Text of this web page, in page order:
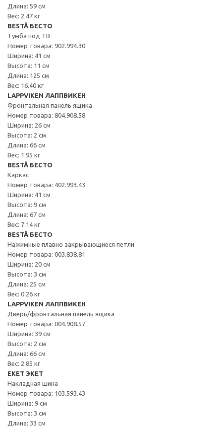
Длина: 59 см
Вес: 2.47 кг
BESTÅ БЕСТО
Тумба под ТВ
Номер товара: 902.994.30
Ширина: 41 см
Высота: 11 см
Длина: 125 см
Вес: 16.40 кг
LAPPVIKEN ЛАППВИКЕН
Фронтальная панель ящика
Номер товара: 804.908.58
Ширина: 26 см
Высота: 2 см
Длина: 66 см
Вес: 1.95 кг
BESTÅ БЕСТО
Каркас
Номер товара: 402.993.43
Ширина: 41 см
Высота: 9 см
Длина: 67 см
Вес: 7.14 кг
BESTÅ БЕСТО
Нажимные плавно закрывающиеся петли
Номер товара: 003.838.81
Ширина: 20 см
Высота: 3 см
Длина: 25 см
Вес: 0.26 кг
LAPPVIKEN ЛАППВИКЕН
Дверь/фронтальная панель ящика
Номер товара: 004.908.57
Ширина: 39 см
Высота: 2 см
Длина: 66 см
Вес: 2.85 кг
EKET ЭКЕТ
Накладная шина
Номер товара: 103.593.43
Ширина: 9 см
Высота: 3 см
Длина: 33 см